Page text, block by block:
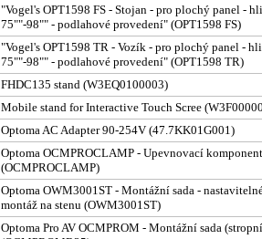
"Vogel's OPT1598 FS - Stojan - pro plochý panel -
75""-98"" - podlahové provedení" (OPT1598 FS)
"Vogel's OPT1598 TR - Vozík - pro plochý panel -
75""-98"" - podlahové provedení" (OPT1598 TR)
FHDC135 stand (W3EQ0100003)
Mobile stand for Interactive Touch Scree
Optoma AC Adapter 90-254V (47.7KK01G001)
Optoma OCMPROCLAMP - Upevnovací
(OCMPROCLAMP)
Optoma OWM3001ST - Montážní sada -
montáž na stenu (OWM3001ST)
Optoma Pro AV OCMPROM - Montážní sada